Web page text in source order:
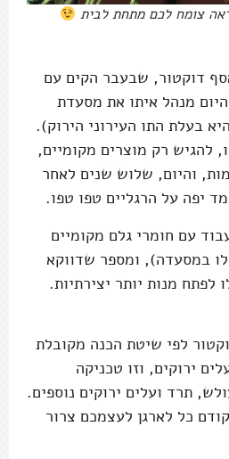
צומח לכם מתחת לבית
דוקטור, שבעבר הקים עם
מנהל איתו את מסעדת
בעלת התו העירוני הירוק).
להגיש רק מוצרים מקומיים,
והיום, שלוש שנים לאחר
יפה על הרגליים טפו טפו.
עם חומרי גלם מקומיים
לו במסעדה), ומספר שדווקא
מנות יותר יצירתיות.
לפי שיטת הכנה מקובלת
ירוקים, וזו טכניקה
תרד ועלים ירוקים נוספים.
כל לארגן לעצמכם צרור